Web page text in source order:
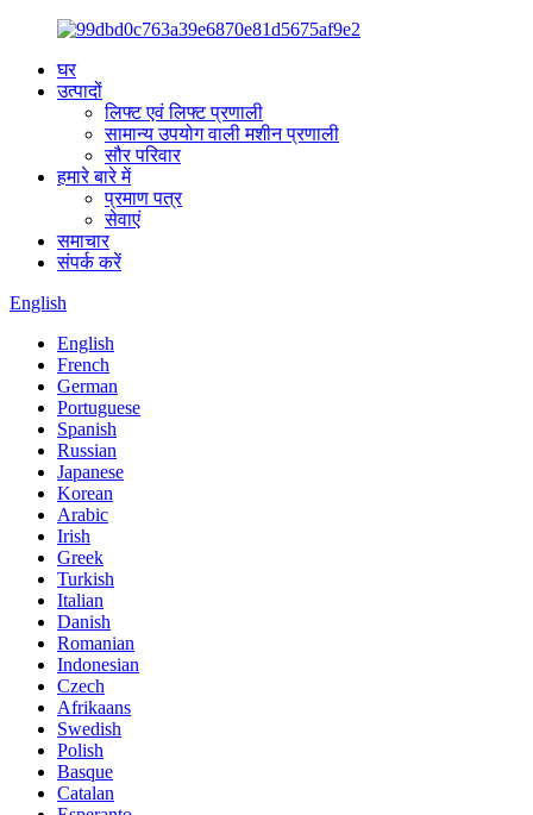
घर
उत्पादों
लिफ्ट एवं लिफ्ट प्रणाली
सामान्य उपयोग वाली मशीन प्रणाली
सौर परिवार
हमारे बारे में
प्रमाण पत्र
सेवाएं
समाचार
संपर्क करें
English
English
French
German
Portuguese
Spanish
Russian
Japanese
Korean
Arabic
Irish
Greek
Turkish
Italian
Danish
Romanian
Indonesian
Czech
Afrikaans
Swedish
Polish
Basque
Catalan